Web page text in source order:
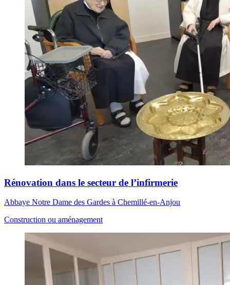
Rénovation dans le secteur de l’infirmerie
Abbaye Notre Dame des Gardes à Chemillé-en-Anjou
Construction ou aménagement